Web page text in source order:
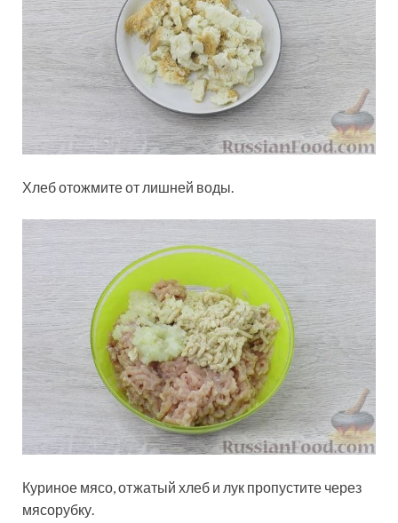
Хлеб отожмите от лишней воды.
Куриное мясо, отжатый хлеб и лук пропустите через
мясорубку.